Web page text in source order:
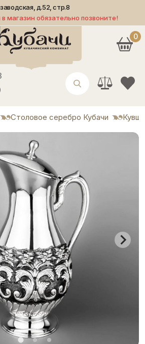
д.52, стр.8
магазин обязательно позвоните!
0
Столовое серебро Кубачи